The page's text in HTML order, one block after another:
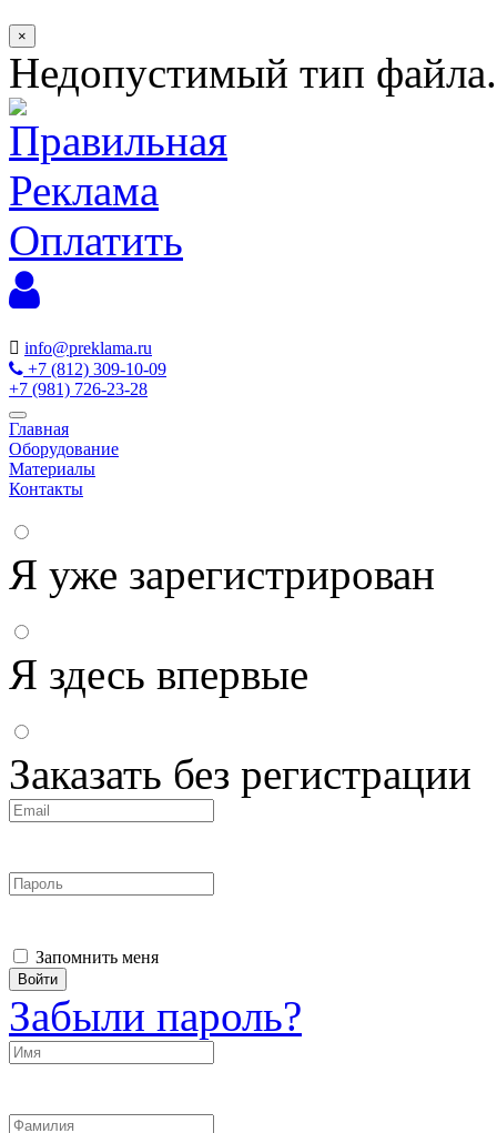
×
Недопустимый тип файла.
Оплатить
info@preklama.ru
+7 (812) 309-10-09
+7 (981) 726-23-28
Главная
Оборудование
Материалы
Контакты
Я уже зарегистрирован
Я здесь впервые
Заказать без регистрации
Запомнить меня
Войти
Забыли пароль?